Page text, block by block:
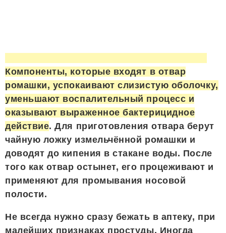
Компоненты, которые входят в отвар
ромашки, успокаивают слизистую оболочку,
уменьшают воспалительный процесс и
оказывают выраженное бактерицидное
действие. Для приготовления отвара берут
чайную ложку измельчённой ромашки и
доводят до кипения в стакане воды. После
того как отвар остынет, его процеживают и
применяют для промывания носовой
полости.
Не всегда нужно сразу бежать в аптеку, при
малейших признаках простуды. Иногда